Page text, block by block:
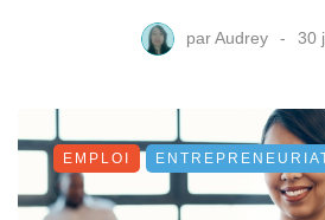
parAudrey 30
EMPLOI